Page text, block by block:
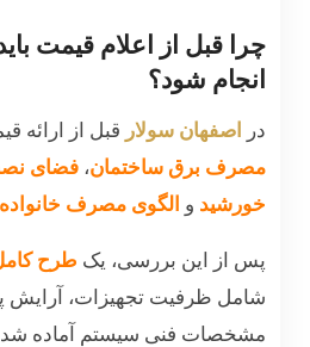
چرا قبل از اعلام قیمت
انجام شود؟
در اصفهان سولار قبل از ارائه
مصرف برق ساختمان، فضای
خورشید و الگوی مصرف خانواده
پس از این بررسی، یک طرح
شامل ظرفیت تجهیزات، آرایش
مشخصات فنی سیستم آماده